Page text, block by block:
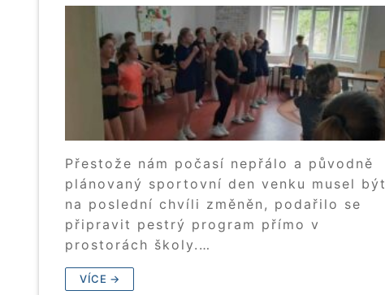
Přestože nám počasí nepřálo a původně
plánovaný sportovní den venku musel být
na poslední chvíli změněn, podařilo se
připravit pestrý program přímo v
prostorách školy.…
VÍCE →